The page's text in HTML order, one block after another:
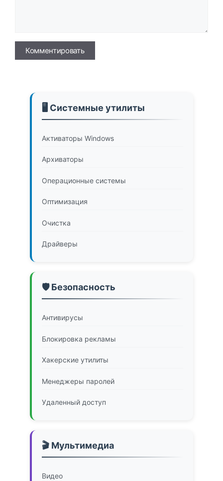
Имя
🖥️ Системные утилиты
Активаторы Windows
Архиваторы
Операционные системы
Оптимизация
Очистка
Драйверы
🛡️ Безопасность
Антивирусы
Блокировка рекламы
Хакерские утилиты
Менеджеры паролей
Удаленный доступ
🎬 Мультимедиа
Видео